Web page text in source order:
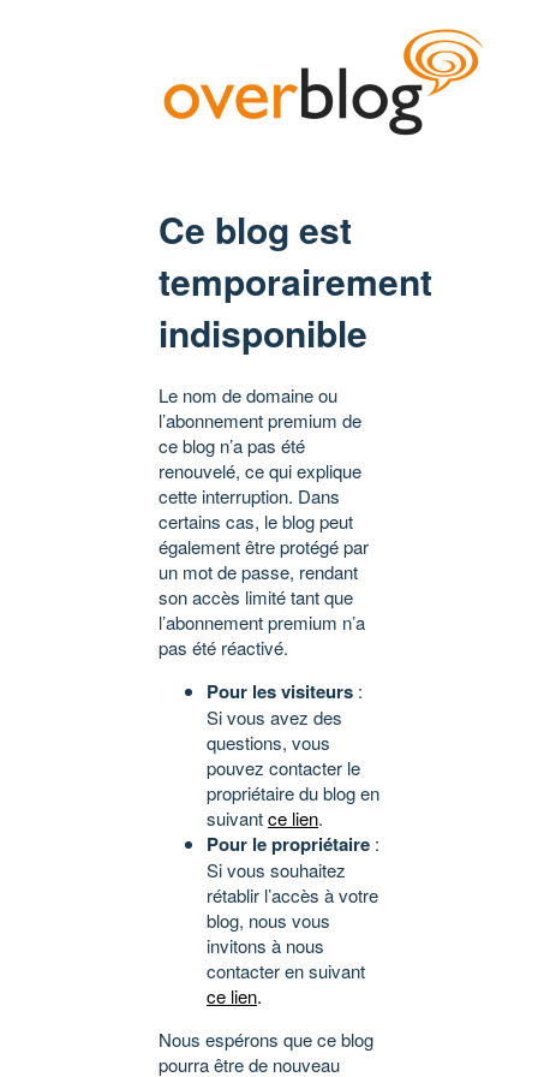
Ce blog est
temporairement
indisponible
Le nom de domaine ou
l’abonnement premium de
ce blog n’a pas été
renouvelé, ce qui explique
cette interruption. Dans
certains cas, le blog peut
également être protégé par
un mot de passe, rendant
son accès limité tant que
l’abonnement premium n’a
pas été réactivé.
Pour les visiteurs :
Si vous avez des
questions, vous
pouvez contacter le
propriétaire du blog en
suivantce lien.
Pour le propriétaire :
Si vous souhaitez
rétablir l’accès à votre
blog, nous vous
invitons à nous
contacter en suivant
ce lien.
Nous espérons que ce blog
pourra être de nouveau